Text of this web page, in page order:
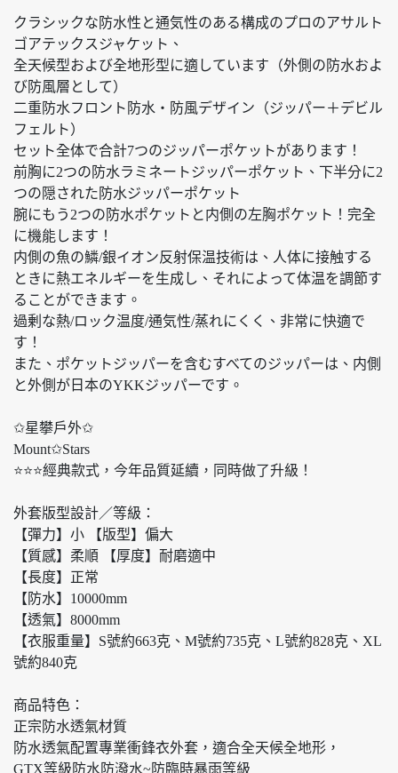
クラシックな防水性と通気性のある構成のプロのアサルト
ゴアテックスジャケット、
全天候型および全地形型に適しています（外側の防水およ
び防風層として）
二重防水フロント防水・防風デザイン（ジッパー＋デビル
フェルト）
セット全体で合計7つのジッパーポケットがあります！
前胸に2つの防水ラミネートジッパーポケット、下半分に2
つの隠された防水ジッパーポケット
腕にもう2つの防水ポケットと内側の左胸ポケット！完全
に機能します！
内側の魚の鱗/銀イオン反射保温技術は、人体に接触する
ときに熱エネルギーを生成し、それによって体温を調節す
ることができます。
過剰な熱/ロック温度/通気性/蒸れにくく、非常に快適で
す！
また、ポケットジッパーを含むすべてのジッパーは、内側
と外側が日本のYKKジッパーです。
✩星攀戶外✩
Mount✩Stars
⭐️⭐️⭐️經典款式，今年品質延續，同時做了升級！
外套版型設計／等級：
【彈力】小 【版型】偏大
【質感】柔順 【厚度】耐磨適中
【長度】正常
【防水】10000mm
【透氣】8000mm
【衣服重量】S號約663克、M號約735克、L號約828克、XL
號約840克
商品特色：
正宗防水透氣材質
防水透氣配置專業衝鋒衣外套，適合全天候全地形，
GTX等級防水防潑水~防臨時暴雨等級